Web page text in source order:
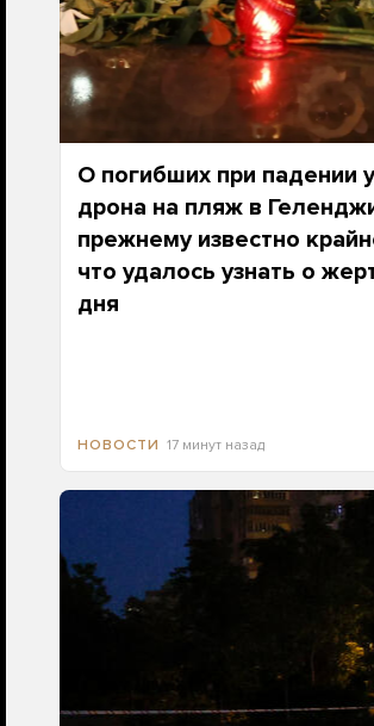
О погибших при падении
дрона на пляж в
прежнему известно
что удалось узнать о
дня
НОВОСТИ 17 минут назад